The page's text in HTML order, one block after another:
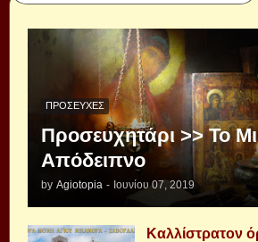
ΠΡΟΣΕΥΧΈΣ
Προσευχητάρι >> Το
Απόδειπνο
by Agiotopia - Ιουνίου 07, 2019
Καλλίστρατον